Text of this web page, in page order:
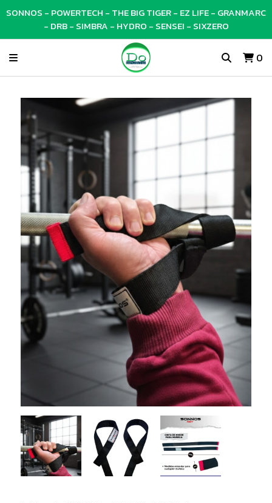
SONNOS - POWERTECH - THE BIG TIGER - EZ LIFE - GRANMARC
- DRB - SIMBRA - HYDRO - SENSEI - SIXZERO
0